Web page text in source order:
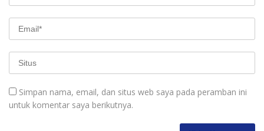
Simpan nama, email, dan situs web saya pada peramban ini
untuk komentar saya berikutnya.